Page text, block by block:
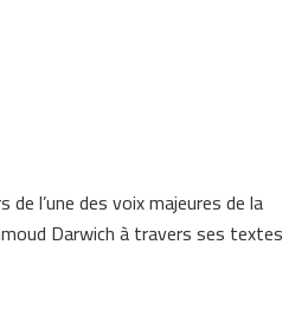
l’une des voix majeures de la
Darwich à travers ses textes